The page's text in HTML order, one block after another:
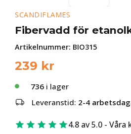
SCANDIFLAMES
Fibervadd för
Artikelnummer: BIO315
239 kr
736 i lager
Leveranstid: 2-4
4.8 av 5.0 -